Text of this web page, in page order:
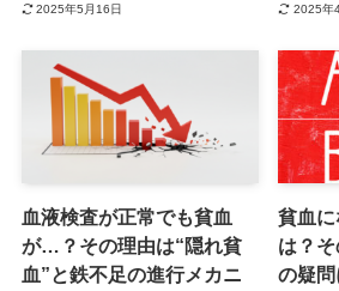
2025年5月16日 2025年
血液検査が正常でも貧血
が…？その理由は“隠れ貧
血”と鉄不足の進行メカニ
貧血
は？
の疑